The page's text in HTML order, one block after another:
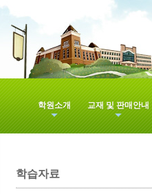
학원소개 교재 및 판매안내
학습자료